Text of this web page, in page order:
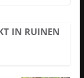
IN RUINEN